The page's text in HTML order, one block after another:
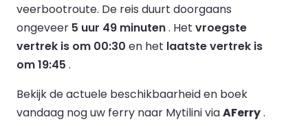
veerbootroute. De reis duurt doorgaans
ongeveer 5 uur 49 minuten. Het vroegste
vertrek is om 00:30 en het laatste vertrek is
om 19:45 .
Bekijk de actuele beschikbaarheid en boek
vandaag nog uw ferry naar Mytilini viaAFerry.